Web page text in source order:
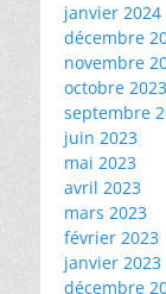
janvier 2024
décembre
novembre
octobre 2023
septembre
juin 2023
mai 2023
avril 2023
mars 2023
février 2023
janvier 2023
décembre